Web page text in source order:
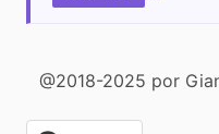
@2018-2025 por